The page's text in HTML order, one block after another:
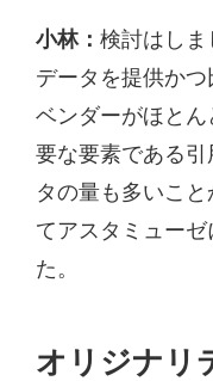
小林： 検討はし
データを提供か
ベンダーがほと
要な要素である
タの量も多いこ
てアスタミュー
た。
オリジナリ